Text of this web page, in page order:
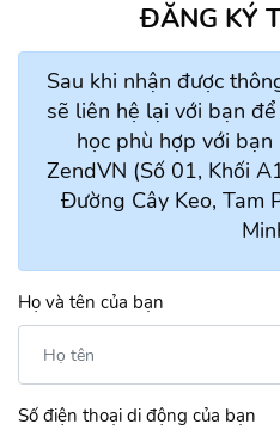
ĐĂNG KÝ
Sau khi nhận được
sẽ liên hệ lại với bạn
học phù hợp với
ZendVN (Số 01, Khối
Đường Cây Keo, Tam
Họ và tên của bạn
Số điện thoại di động của bạn